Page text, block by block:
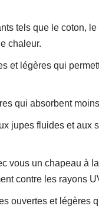
tels que le coton,
chaleur.
et légères qui
qui absorbent
jupes fluides et aux
vous un chapeau à
contre les rayons
ouvertes et légères